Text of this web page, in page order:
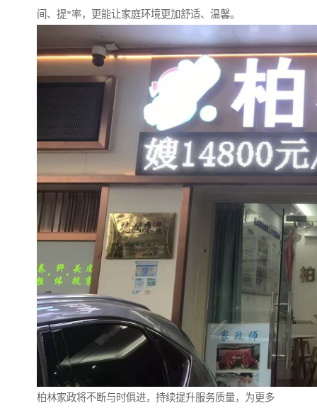
间、提*率，更能让家庭环境更加舒适、温馨。
柏林家政将不断与时俱进，持续提升服务质量，为更多